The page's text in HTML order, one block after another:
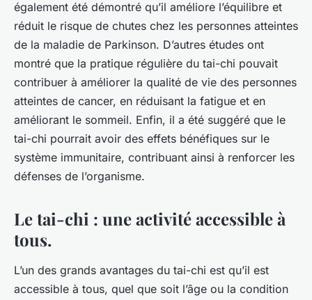
également été démontré qu’il améliore l’équilibre et
réduit le risque de chutes chez les personnes atteintes
de la maladie de Parkinson. D’autres études ont
montré que la pratique régulière du tai-chi pouvait
contribuer à améliorer la qualité de vie des personnes
atteintes de cancer, en réduisant la fatigue et en
améliorant le sommeil. Enfin, il a été suggéré que le
tai-chi pourrait avoir des effets bénéfiques sur le
système immunitaire, contribuant ainsi à renforcer les
défenses de l’organisme.
Le tai-chi : une activité accessible à
tous.
L’un des grands avantages du tai-chi est qu’il est
accessible à tous, quel que soit l’âge ou la condition